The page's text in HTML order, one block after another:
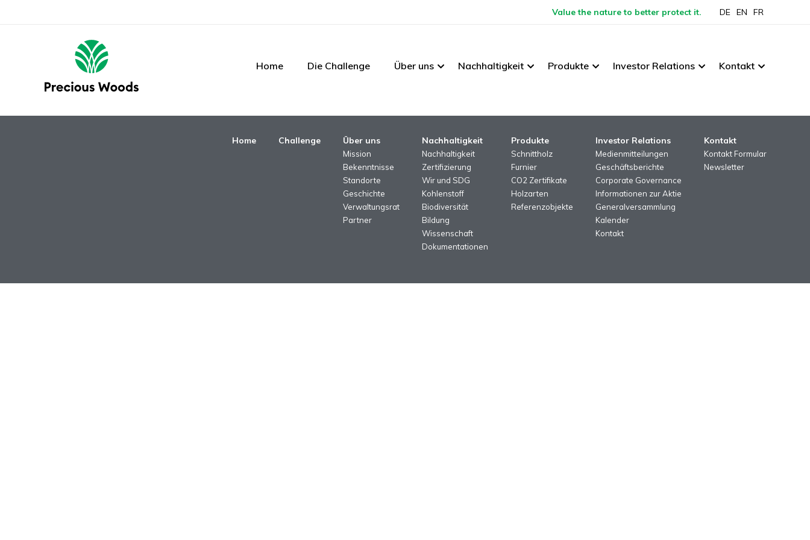
Value the nature to better protect it. DE EN FR
Home Die Challenge Über uns Nachhaltigkeit Produkte Investor Relations Kontakt
Home Challenge Über uns
Mission
Bekenntnisse
Standorte
Geschichte
Verwaltungsrat
Partner
Nachhaltigkeit
Nachhaltigkeit
Zertifizierung
Wir und SDG
Kohlenstoff
Biodiversität
Bildung
Wissenschaft
Dokumentationen
Produkte
Schnittholz
Furnier
CO2 Zertifikate
Holzarten
Referenzobjekte
Investor Relations
Medienmitteilungen
Geschäftsberichte
Corporate Governance
Informationen zur Aktie
Generalversammlung
Kalender
Kontakt
Kontakt
Kontakt Formular
Newsletter